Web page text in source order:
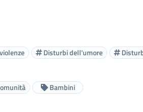
Disturbi dell'umore
Bambini